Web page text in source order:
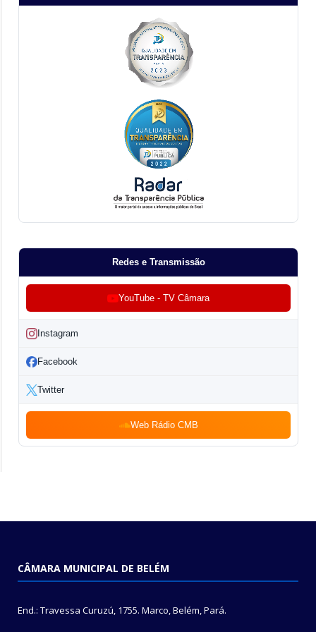
Redes e Transmissão
YouTube - TV Câmara
Instagram
Facebook
Twitter
Web Rádio CMB
CÂMARA MUNICIPAL DE BELÉM
End.: Travessa Curuzú, 1755. Marco, Belém, Pará.